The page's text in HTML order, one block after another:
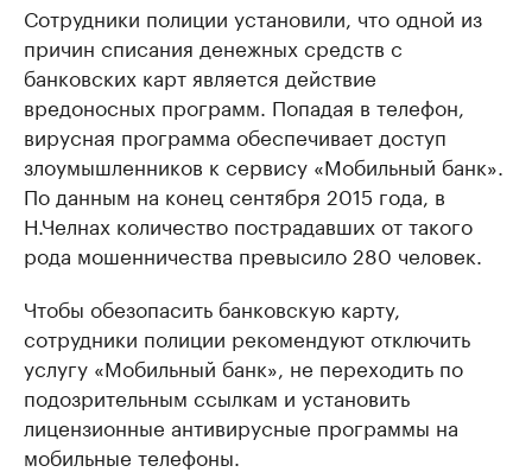
Сотрудники полиции установили, что одной из
причин списания денежных средств с
банковских карт является действие
вредоносных программ. Попадая в телефон,
вирусная программа обеспечивает доступ
злоумышленников к сервису «Мобильный банк».
По данным на конец сентября 2015 года, в
Н.Челнах количество пострадавших от такого
рода мошенничества превысило 280 человек.
Чтобы обезопасить банковскую карту,
сотрудники полиции рекомендуют отключить
услугу «Мобильный банк», не переходить по
подозрительным ссылкам и установить
лицензионные антивирусные программы на
мобильные телефоны.